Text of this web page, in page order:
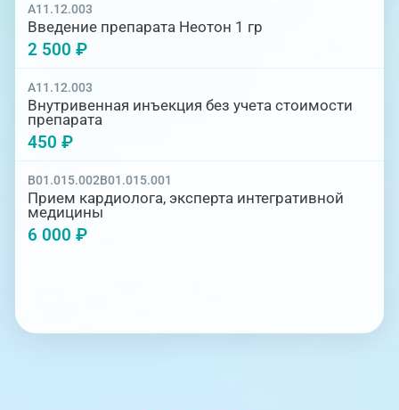
A11.12.003
Введение препарата Неотон 1 гр
2 500 ₽
A11.12.003
Внутривенная инъекция без учета стоимости
препарата
450 ₽
B01.015.002B01.015.001
Прием кардиолога, эксперта интегративной
медицины
6 000 ₽